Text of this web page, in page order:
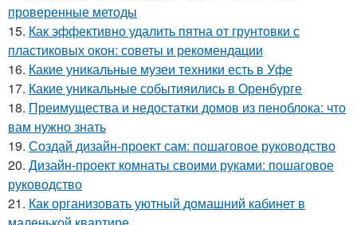
проверенные методы
15. Как эффективно удалить пятна от грунтовки с
пластиковых окон: советы и рекомендации
16. Какие уникальные музеи техники есть в Уфе
17. Какие уникальные событияились в Оренбурге
18. Преимущества и недостатки домов из пеноблока: что
вам нужно знать
19. Создай дизайн-проект сам: пошаговое руководство
20. Дизайн-проект комнаты своими руками: пошаговое
руководство
21. Как организовать уютный домашний кабинет в